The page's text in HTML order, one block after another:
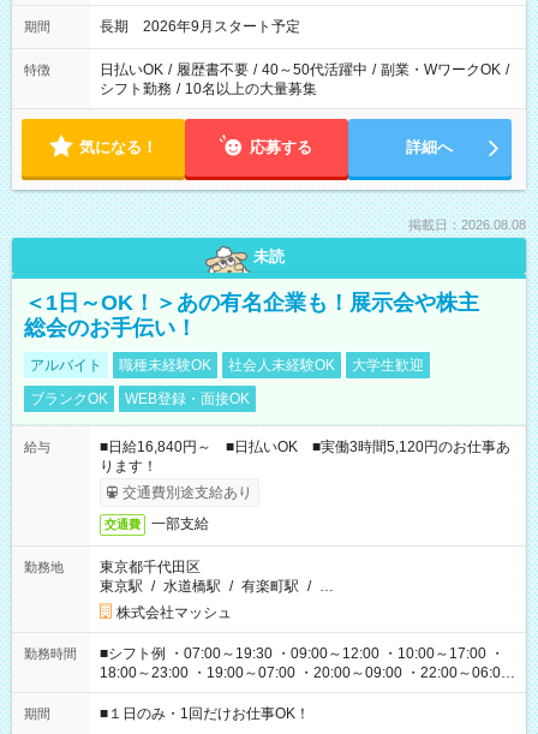
期間 長期 2026年9月スタート予定
特徴 日払いOK / 履歴書不要 / 40～50代活躍中 / 副業・WワークOK /
シフト勤務 / 10名以上の大量募集
気になる！ 応募する 詳細へ
掲載日：2026.08.08
未読
＜1日～OK！＞あの有名企業も！展示会や株主
総会のお手伝い！
アルバイト 職種未経験OK 社会人未経験OK
大学生歓迎
ブランクOK
WEB登録・面接OK
給与
■日給16,840円～ ■日払いOK ■実働3時間5,120円のお仕事あ
ります！
交通費別途支給あり
交通費 一部支給
勤務地
東京都千代田区
東京駅 / 水道橋駅 / 有楽町駅 / …
株式会社マッシュ
勤務時間
■シフト例 ・07:00～19:30 ・09:00～12:00 ・10:00～17:00 ・
18:00～23:00 ・19:00～07:00 ・20:00～09:00 ・22:00～06:00
etc ★最短で3時間で5,120円のお仕事から 15時間で2万円近く稼
げるお仕事も！ ご希望のお時間に合わせてご紹介！ ※シフトは
期間 ■１日のみ・1回だけお仕事OK！